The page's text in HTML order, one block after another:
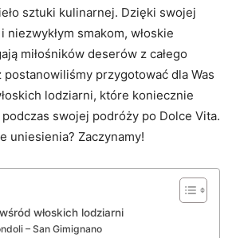
sztuki kulinarnej. Dzięki swojej
niezwykłym smakom, włoskie
miłośników deserów z całego
postanowiliśmy przygotować dla Was
lodziarni, które koniecznie
swojej podróży po ⁣Dolce ⁣Vita.
uniesienia? Zaczynamy!
włoskich lodziarni
– ‌San Gimignano